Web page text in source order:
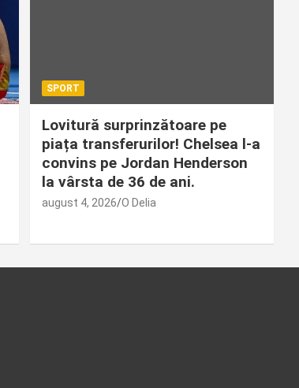
SPORT
Lovitură surprinzătoare pe
piața transferurilor! Chelsea l-a
convins pe Jordan Henderson
la vârsta de 36 de ani.
august 4, 2026 O Delia